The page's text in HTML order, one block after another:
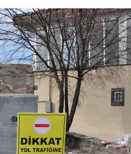
Konya
Kütahya
Malatya
Manisa
Kahramanmaraş
Mardin
Muğla